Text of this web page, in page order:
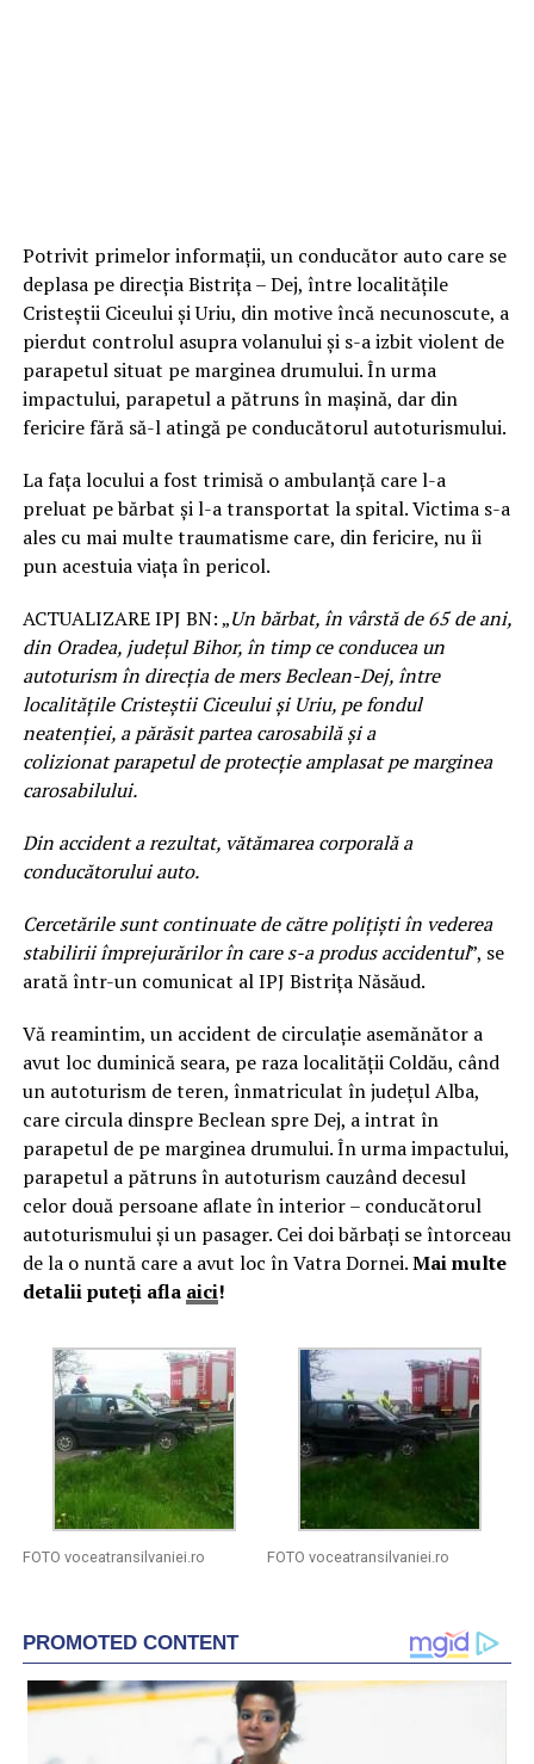
Potrivit primelor informații, un conducător auto care se
deplasa pe direcția Bistrița – Dej, între localitățile
Cristeștii Ciceului și Uriu, din motive încă necunoscute, a
pierdut controlul asupra volanului și s-a izbit violent de
parapetul situat pe marginea drumului. În urma
impactului, parapetul a pătruns în mașină, dar din
fericire fără să-l atingă pe conducătorul autoturismului.
La fața locului a fost trimisă o ambulanță care l-a
preluat pe bărbat și l-a transportat la spital. Victima s-a
ales cu mai multe traumatisme care, din fericire, nu îi
pun acestuia viața în pericol.
ACTUALIZARE IPJ BN: „Un bărbat, în vârstă de 65 de ani,
din Oradea, judeţul Bihor, în timp ce conducea un
autoturism în direcţia de mers Beclean-Dej, între
localităţile Cristeştii Ciceului şi Uriu, pe fondul
neatenţiei, a părăsit partea carosabilă şi a
colizionat parapetul de protecţie amplasat pe marginea
carosabilului.
Din accident a rezultat, vătămarea corporală a
conducătorului auto.
Cercetările sunt continuate de către poliţişti în vederea
stabilirii împrejurărilor în care s-a produs accidentul”, se
arată într-un comunicat al IPJ Bistrița Năsăud.
Vă reamintim, un accident de circulație asemănător a
avut loc duminică seara, pe raza localității Coldău, când
un autoturism de teren, înmatriculat în județul Alba,
care circula dinspre Beclean spre Dej, a intrat în
parapetul de pe marginea drumului. În urma impactului,
parapetul a pătruns în autoturism cauzând decesul
celor două persoane aflate în interior – conducătorul
autoturismului și un pasager. Cei doi bărbați se întorceau
de la o nuntă care a avut loc în Vatra Dornei.Mai multe
detalii puteți afla aici!
FOTO voceatransilvaniei.ro FOTO voceatransilvaniei.ro